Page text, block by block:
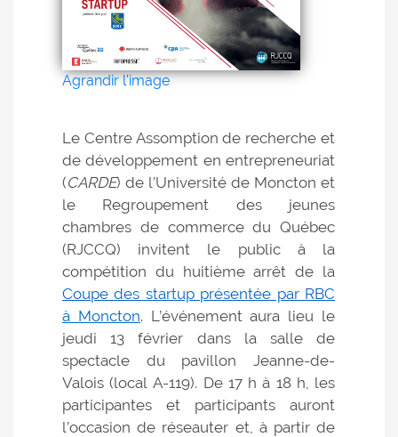
Agrandir l'image
Le Centre Assomption de recherche et
de développement en entrepreneuriat
(CARDE) de l’Université de Moncton et
le Regroupement des jeunes
chambres de commerce du Québec
(RJCCQ) invitent le public à la
compétition du huitième arrêt de la
Coupe des startup présentée par RBC
à Moncton. L’événement aura lieu le
jeudi 13 février dans la salle de
spectacle du pavillon Jeanne-de-
Valois (local A-119). De 17 h à 18 h, les
participantes et participants auront
l’occasion de réseauter et, à partir de